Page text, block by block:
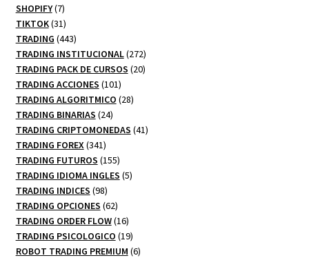
productos
SHOPIFY 77
productos
TIKTOK 3131
productos
TRADING 443443
productos
TRADING INSTITUCIONAL 272272
productos
TRADING PACK DE CURSOS 2020
TRADING ACCIONES 101101
productos
TRADING ALGORITMICO 2828
TRADING BINARIAS 2424
productos
TRADING CRIPTOMONEDAS 4141
TRADING FOREX 341341
productos
TRADING FUTUROS 155155
productos
TRADING IDIOMA INGLES 55
TRADING INDICES 9898
productos
TRADING OPCIONES 6262
productos
TRADING ORDER FLOW 1616
productos
TRADING PSICOLOGICO 1919
productos
ROBOT TRADING PREMIUM 66